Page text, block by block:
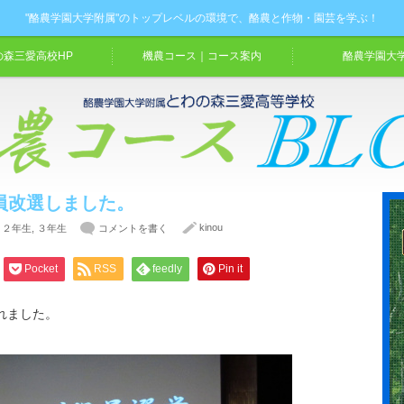
"酪農学園大学附属"のトップレベルの環境で、酪農と作物・園芸を学ぶ！
森三愛高校HP 機農コース｜コース案内 酪農学園大
選しました。
２年生 ３年生 コメントを書く kinou
Pocket RSS feedly Pin it
した。